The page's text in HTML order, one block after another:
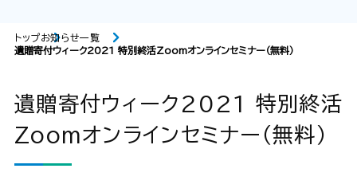
トップお知らせ一覧
遺贈寄付ウィーク2021 特別終活Zoomオンラインセミナー（無料）
遺贈寄付ウィーク2021 特別終活
Zoomオンラインセミナー（無料）